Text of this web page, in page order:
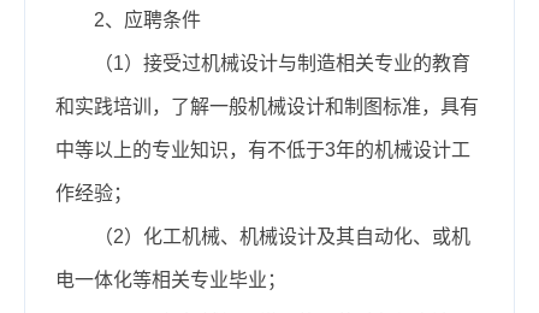
2、应聘条件
（1）接受过机械设计与制造相关专业的教育
和实践培训，了解一般机械设计和制图标准，具有
中等以上的专业知识，有不低于3年的机械设计工
作经验；
（2）化工机械、机械设计及其自动化、或机
电一体化等相关专业毕业；